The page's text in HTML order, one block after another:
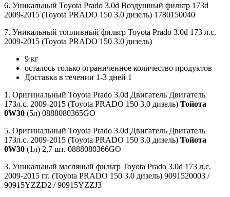
6. Уникальный Toyota Prado 3.0d Воздушный фильтр 173d
2009-2015 (Toyota PRADO 150 3.0 дизель) 1780150040
7. Уникальный топливный фильтр Toyota Prado 3.0d 173 л.с.
2009-2015 (Toyota PRADO 150 3.0 дизель)
9 кг
осталось только ограниченное количество продуктов
Доставка в течении 1-3 дней 1
1. Оригинальный Toyota Prado 3.0d Двигатель Двигатель
173л.с. 2009-2015 (Toyota PRADO 150 3.0 дизель) Тойота
0W30 (5л) 0888080365GO
5. Оригинальный Toyota Prado 3.0d Двигатель Двигатель
173л.с. 2009-2015 (Toyota PRADO 150 3.0 дизель) Тойота
0W30 (1л) 2,7 шт. 0888080366GO
3. Уникальный масляный фильтр Toyota Prado 3.0d 173 л.с.
2009-2015 гг. (Toyota PRADO 150 3.0 дизель) 9091520003 /
90915YZZD2 / 90915YZZJ3